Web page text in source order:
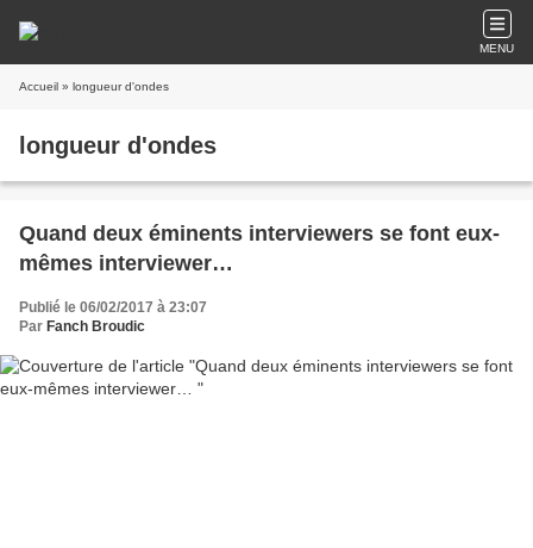
MENU
Accueil » longueur d'ondes
longueur d'ondes
Quand deux éminents interviewers se font eux-
mêmes interviewer…
Publié le 06/02/2017 à 23:07
Par Fanch Broudic